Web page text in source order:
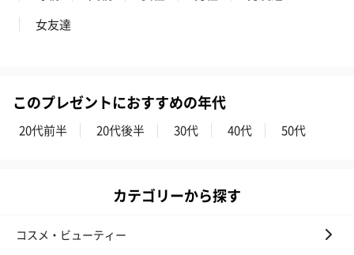
女友達
このプレゼントにおすすめの年代
20代前半 20代後半 30代 40代 50代
カテゴリーから探す
コスメ・ビューティー